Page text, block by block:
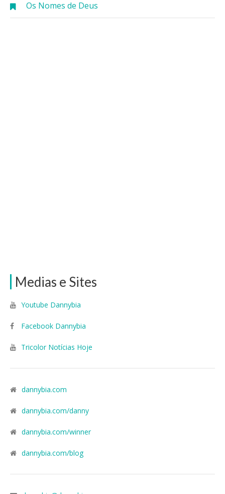
Os Nomes de Deus
Medias e Sites
Youtube Dannybia
Facebook Dannybia
Tricolor Notícias Hoje
dannybia.com
dannybia.com/danny
dannybia.com/winner
dannybia.com/blog